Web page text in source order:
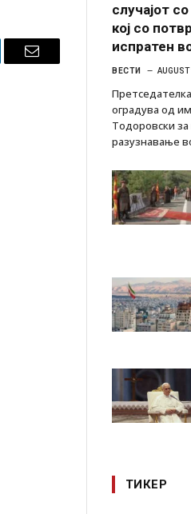
Email
случајот
кој со
испратен
ВЕСТИ
оградува од
Тодоровски за
разузнавање
ТИКЕР